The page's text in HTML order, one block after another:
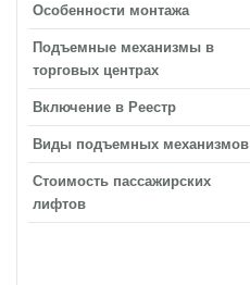
Особенности монтажа
Подъемные механизмы в
торговых центрах
Включение в Реестр
Виды подъемных механизмов
Стоимость пассажирских
лифтов